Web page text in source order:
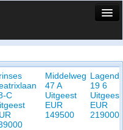
C
Middelweg
47 A
Uitgeest
EUR
149500
19 6
Uitgeest
EUR
219000